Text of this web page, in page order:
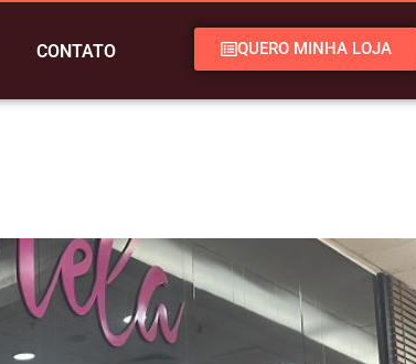
CONTATO QUERO MINHA LOJA